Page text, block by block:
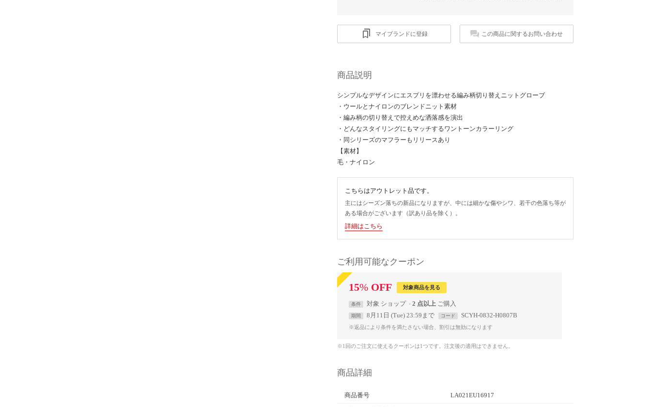
マイブランドに登録 この商品に関するお問い合わせ
商品説明
シンプルなデザインにエスプリを漂わせる編み柄切り替えニットグローブ
・ウールとナイロンのブレンドニット素材
・編み柄の切り替えで控えめな洒落感を演出
・どんなスタイリングにもマッチするワントーンカラーリング
・同シリーズのマフラーもリリースあり
【素材】
毛・ナイロン
こちらはアウトレット品です。
主にはシーズン落ちの新品になりますが、中には細かな傷やシワ、若干の色落ち等が
ある場合がございます（訳あり品を除く）。
詳細はこちら
ご利用可能なクーポン
15% OFF 対象商品を見る
条件 対象 ショップ 2 点以上
期間 8月11日 (Tue) 23:59まで コード SCYH-0832-H0807B
※返品により条件を満たさない場合、割引は無効になります
※1回のご注文に使えるクーポンは1つです。注文後の適用はできません。
商品詳細
商品番号 LA021EU16917